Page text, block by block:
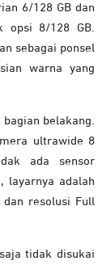
6/128 GB dan
opsi 8/128 GB.
sebagai ponsel
warna yang
belakang.
ultrawide 8
ada sensor
layarnya adalah
dan resolusi Full
tidak disukai